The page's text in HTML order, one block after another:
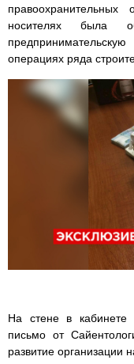
носителях была
операциях ряда
На стене в кабинете
письмо от
развитие организации